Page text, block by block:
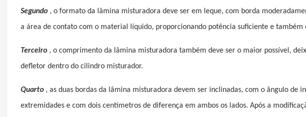
Segundo , o formato da lâmina misturadora deve ser em leque, com borda
a área de contato com o material líquido, proporcionando potência suficiente e
Terceiro , o comprimento da lâmina misturadora também deve ser o maior possível,
defletor dentro do cilindro misturador.
Quarto , as duas bordas da lâmina misturadora devem ser inclinadas, com o ângulo de
extremidades e com dois centímetros de diferença em ambos os lados. Após a